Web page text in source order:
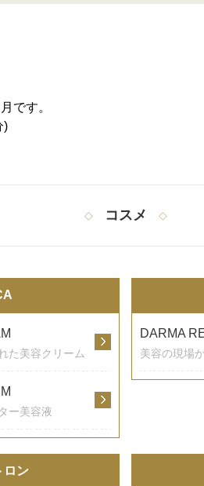
です。
)
コスメ
た美容クリーム
ー美容液
DARMA
美容の現場
ロン